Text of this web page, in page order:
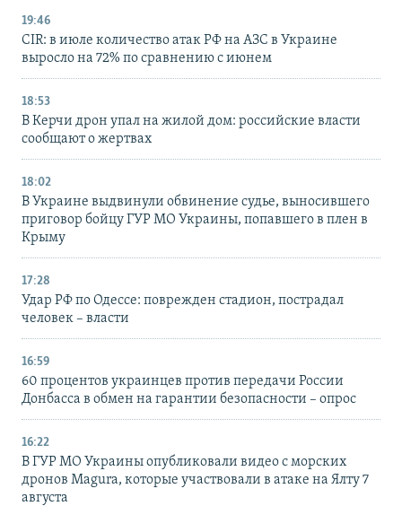
19:46
CIR: в июле количество атак РФ на АЗС в Украине
выросло на 72% по сравнению с июнем
18:53
В Керчи дрон упал на жилой дом: российские власти
сообщают о жертвах
18:02
В Украине выдвинули обвинение судье, выносившего
приговор бойцу ГУР МО Украины, попавшего в плен в
Крыму
17:28
Удар РФ по Одессе: поврежден стадион, пострадал
человек – власти
16:59
60 процентов украинцев против передачи России
Донбасса в обмен на гарантии безопасности – опрос
16:22
В ГУР МО Украины опубликовали видео с морских
дронов Magura, которые участвовали в атаке на Ялту 7
августа